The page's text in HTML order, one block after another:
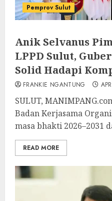
Pemprov Sulut
Anik Selvanus
LPPD Sulut,
Solid Hadapi
FRANKIE NGANTUNG
SULUT,
Badan Kerjasama
masa bhakti 2026–2031
READ MORE